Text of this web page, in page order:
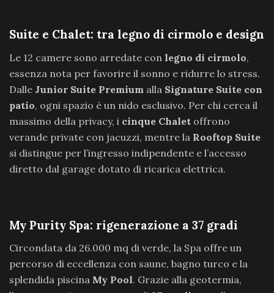
Suite e Chalet: tra legno di cirmolo e design
Le 12 camere sono arredate con legno di cirmolo,
essenza nota per favorire il sonno e ridurre lo stress.
Dalle Junior Suite Premium alla Signature Suite con
patio, ogni spazio è un nido esclusivo. Per chi cerca il
massimo della privacy, i cinque Chalet offrono
verande private con jacuzzi, mentre la Rooftop Suite
si distingue per l’ingresso indipendente e l’accesso
diretto dal garage dotato di ricarica elettrica.
My Purity Spa: rigenerazione a 37 gradi
Circondata da 26.000 mq di verde, la Spa offre un
percorso di eccellenza con saune, bagno turco e la
splendida piscina My Pool. Grazie alla geotermia,